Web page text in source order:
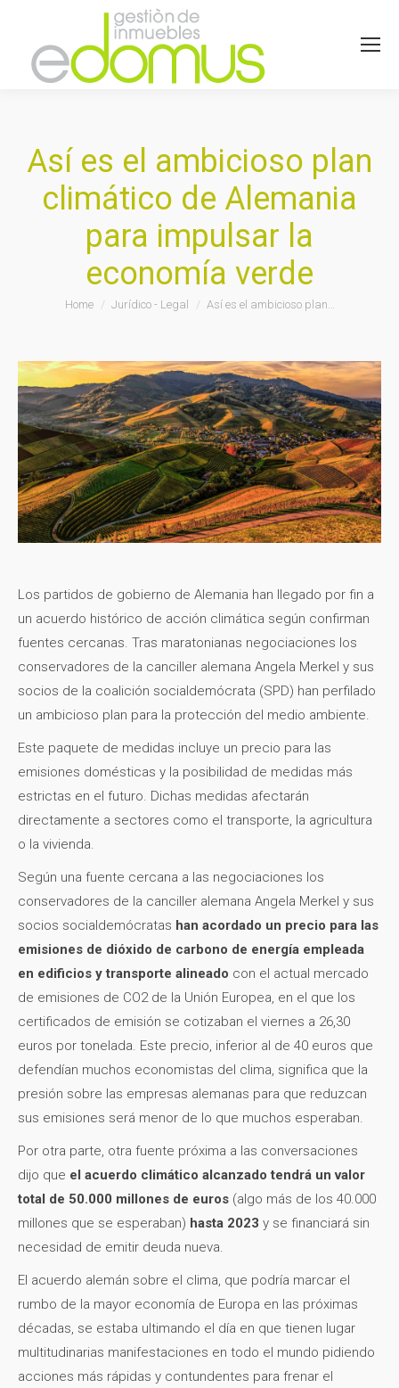
Así es el ambicioso plan
climático de Alemania
para impulsar la
economía verde
You are here:
Home Jurídico - Legal Así es el ambicioso plan…
Los partidos de gobierno de Alemania han llegado por fin a
un acuerdo histórico de acción climática según confirman
fuentes cercanas. Tras maratonianas negociaciones los
conservadores de la canciller alemana Angela Merkel y sus
socios de la coalición socialdemócrata (SPD) han perfilado
un ambicioso plan para la protección del medio ambiente.
Este paquete de medidas incluye un precio para las
emisiones domésticas y la posibilidad de medidas más
estrictas en el futuro. Dichas medidas afectarán
directamente a sectores como el transporte, la agricultura
o la vivienda.
Según una fuente cercana a las negociaciones los
conservadores de la canciller alemana Angela Merkel y sus
socios socialdemócratas han acordado un precio para las
emisiones de dióxido de carbono de energía empleada
en edificios y transporte alineado con el actual mercado
de emisiones de CO2 de la Unión Europea, en el que los
certificados de emisión se cotizaban el viernes a 26,30
euros por tonelada. Este precio, inferior al de 40 euros que
defendían muchos economistas del clima, significa que la
presión sobre las empresas alemanas para que reduzcan
sus emisiones será menor de lo que muchos esperaban.
Por otra parte, otra fuente próxima a las conversaciones
dijo que el acuerdo climático alcanzado tendrá un valor
total de 50.000 millones de euros (algo más de los 40.000
millones que se esperaban) hasta 2023 y se financiará sin
necesidad de emitir deuda nueva.
El acuerdo alemán sobre el clima, que podría marcar el
rumbo de la mayor economía de Europa en las próximas
décadas, se estaba ultimando el día en que tienen lugar
multitudinarias manifestaciones en todo el mundo pidiendo
acciones más rápidas y contundentes para frenar el